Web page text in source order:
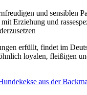
und sen­si­blen
Erzie­hung und
erfüllt, fin­det im
loya­len, flei­ßi­gen